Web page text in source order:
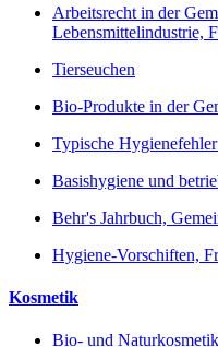
Arbeitsrecht in der
Lebensmittelindustrie,
Tierseuchen
Bio-Produkte in der
Typische
Basishygiene und
Behr's Jahrbuch,
Hygiene-Vorschiften,
Kosmetik
Bio- und